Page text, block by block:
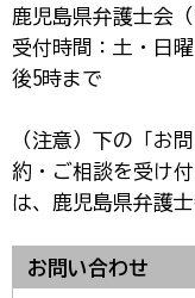
鹿児島県弁護士会（
受付時間：土・日
後5時まで
（注意）下の「お
約・ご相談を受け
は、鹿児島県弁護
お問い合わせ